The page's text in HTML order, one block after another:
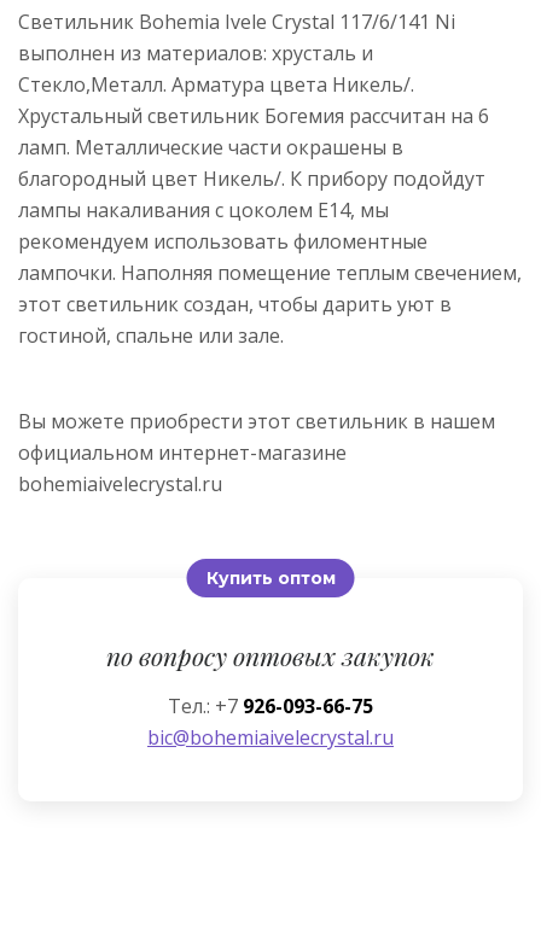
Светильник Bohemia Ivele Crystal 117/6/141 Ni
выполнен из материалов: хрусталь и
Стекло,Металл. Арматура цвета Никель/.
Хрустальный светильник Богемия рассчитан на 6
ламп. Металлические части окрашены в
благородный цвет Никель/. К прибору подойдут
лампы накаливания с цоколем E14, мы
рекомендуем использовать филоментные
лампочки. Наполняя помещение теплым свечением,
этот светильник создан, чтобы дарить уют в
гостиной, спальне или зале.
Вы можете приобрести этот светильник в нашем
официальном интернет-магазине
bohemiaivelecrystal.ru
Купить оптом
по вопросу оптовых закупок
Тел.: +7 926-093-66-75
bic@bohemiaivelecrystal.ru